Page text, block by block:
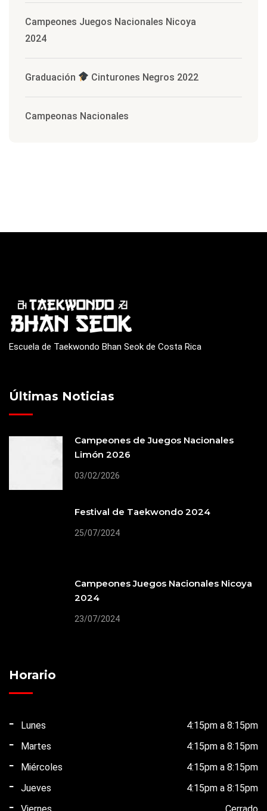
Campeones Juegos Nacionales Nicoya
2024
Graduación Cinturones Negros 2022
Campeonas Nacionales
Escuela de Taekwondo Bhan Seok de Costa Rica
Últimas Noticias
Campeones de Juegos Nacionales
Limón 2026
03/02/2026
Festival de Taekwondo 2024
25/07/2024
Campeones Juegos Nacionales Nicoya
2024
23/07/2024
Horario
Lunes
4:15pm a 8:15pm
Martes
4:15pm a 8:15pm
Miércoles
4:15pm a 8:15pm
Jueves
4:15pm a 8:15pm